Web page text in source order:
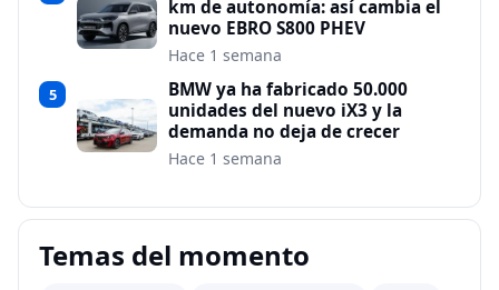
km de autonomía: así cambia el
nuevo EBRO S800 PHEV
Hace 1 semana
5
BMW ya ha fabricado 50.000
unidades del nuevo iX3 y la
demanda no deja de crecer
Hace 1 semana
Temas del momento